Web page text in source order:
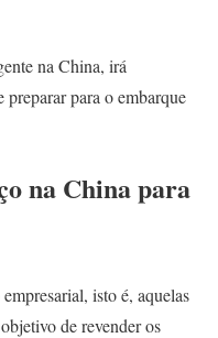
na China, irá
preparar para o embarque
na China para
isto é, aquelas
de revender os